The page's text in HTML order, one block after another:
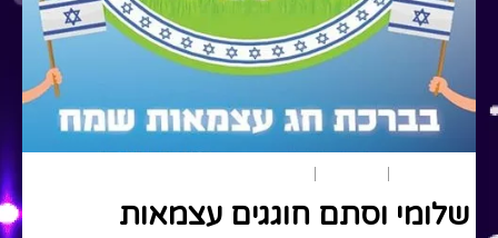
שלומי וסתם חוגגים עצמאות